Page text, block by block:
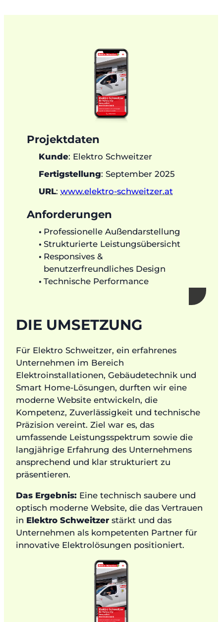
Projektdaten
Kunde: Elektro Schweitzer
Fertigstellung: September 2025
URL:www.elektro-schweitzer.at
Anforderungen
Professionelle Außendarstellung
Strukturierte Leistungsübersicht
Responsives &
benutzerfreundliches Design
Technische Performance
DIE UMSETZUNG
Für Elektro Schweitzer, ein erfahrenes
Unternehmen im Bereich
Elektroinstallationen, Gebäudetechnik und
Smart Home-Lösungen, durften wir eine
moderne Website entwickeln, die
Kompetenz, Zuverlässigkeit und technische
Präzision vereint. Ziel war es, das
umfassende Leistungsspektrum sowie die
langjährige Erfahrung des Unternehmens
ansprechend und klar strukturiert zu
präsentieren.
Das Ergebnis: Eine technisch saubere und
optisch moderne Website, die das Vertrauen
in Elektro Schweitzer stärkt und das
Unternehmen als kompetenten Partner für
innovative Elektrolösungen positioniert.